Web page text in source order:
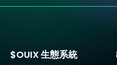
$OUIX 生態系統